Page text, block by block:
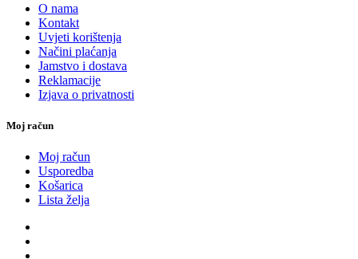
O nama
Kontakt
Uvjeti korištenja
Načini plaćanja
Jamstvo i dostava
Reklamacije
Izjava o privatnosti
Moj račun
Moj račun
Usporedba
Košarica
Lista želja